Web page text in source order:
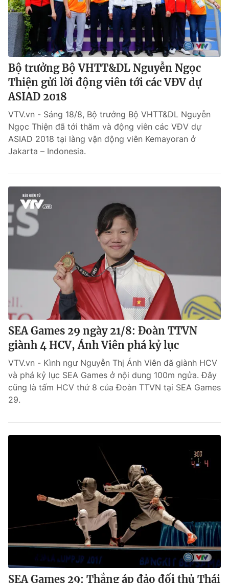
Bộ trưởng Bộ VHTT&DL Nguyễn Ngọc
Thiện gửi lời động viên tới các VĐV dự
ASIAD 2018
VTV.vn - Sáng 18/8, Bộ trưởng Bộ VHTT&DL Nguyễn
Ngọc Thiện đã tới thăm và động viên các VĐV dự
ASIAD 2018 tại làng vận động viên Kemayoran ở
Jakarta – Indonesia.
SEA Games 29 ngày 21/8: Đoàn TTVN
giành 4 HCV, Ánh Viên phá kỷ lục
VTV.vn - Kình ngư Nguyễn Thị Ánh Viên đã giành HCV
và phá kỷ lục SEA Games ở nội dung 100m ngửa. Đây
cũng là tấm HCV thứ 8 của Đoàn TTVN tại SEA Games
29.
SEA Games 29: Thắng áp đảo đối thủ Thái